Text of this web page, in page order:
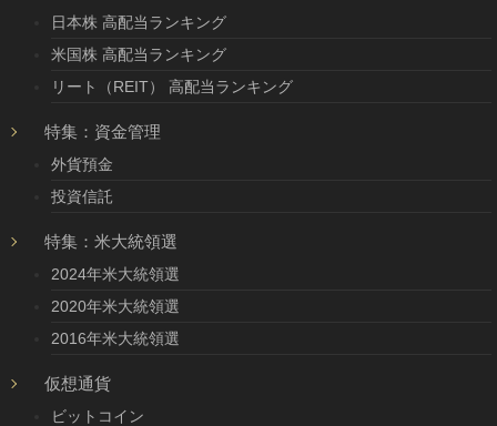
日本株 高配当ランキング
米国株 高配当ランキング
リート（REIT） 高配当ランキング
特集：資金管理
外貨預金
投資信託
特集：米大統領選
2024年米大統領選
2020年米大統領選
2016年米大統領選
仮想通貨
ビットコイン